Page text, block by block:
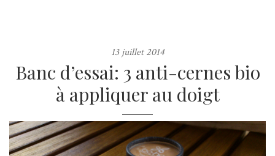
13 juillet 2014
Banc d’essai: 3 anti-cernes bio
à appliquer au doigt